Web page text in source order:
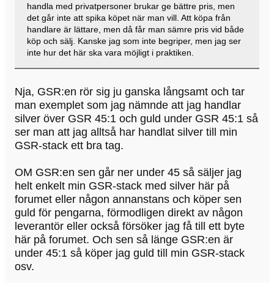
handla med privatpersoner brukar ge bättre pris, men
det går inte att spika köpet när man vill. Att köpa från
handlare är lättare, men då får man sämre pris vid både
köp och sälj. Kanske jag som inte begriper, men jag ser
inte hur det här ska vara möjligt i praktiken.
Nja, GSR:en rör sig ju ganska långsamt och tar
man exemplet som jag nämnde att jag handlar
silver över GSR 45:1 och guld under GSR 45:1 så
ser man att jag alltså har handlat silver till min
GSR-stack ett bra tag.
OM GSR:en sen går ner under 45 så säljer jag
helt enkelt min GSR-stack med silver här på
forumet eller någon annanstans och köper sen
guld för pengarna, förmodligen direkt av någon
leverantör eller också försöker jag få till ett byte
här på forumet. Och sen så länge GSR:en är
under 45:1 så köper jag guld till min GSR-stack
osv.